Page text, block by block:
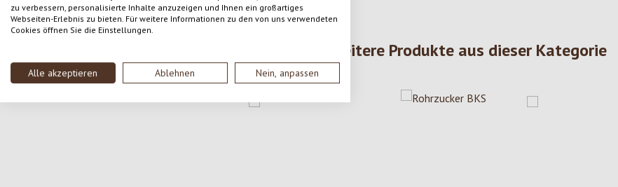
zu verbessern, personalisierte Inhalte anzuzeigen und Ihnen ein großartiges
Webseiten-Erlebnis zu bieten. Für weitere Informationen zu den von uns verwendeten
Cookies öffnen Sie die Einstellungen.
Alle akzeptieren Ablehnen Nein, anpassen
Weitere Produkte aus dieser Kategorie
Produktgalerie überspringen